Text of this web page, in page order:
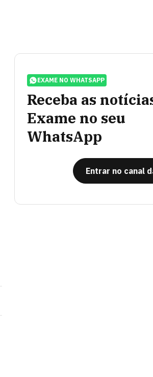
EXAME NO WHATSAPP
Receba as
Exame no seu
WhatsApp
Entrar no canal